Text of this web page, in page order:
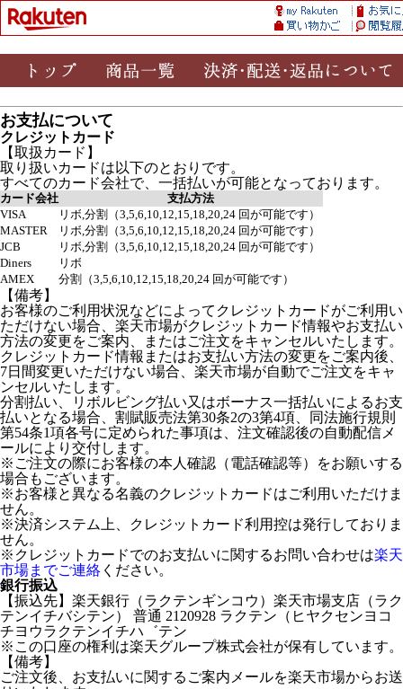
お支払について
クレジットカード
【取扱カード】
取り扱いカードは以下のとおりです。
すべてのカード会社で、一括払いが可能となっております。
カード会社
支払方法
VISA
リボ,分割（3,5,6,10,12,15,18,20,24 回が可能です）
MASTER
リボ,分割（3,5,6,10,12,15,18,20,24 回が可能です）
JCB
リボ,分割（3,5,6,10,12,15,18,20,24 回が可能です）
Diners
リボ
AMEX
分割（3,5,6,10,12,15,18,20,24 回が可能です）
【備考】
お客様のご利用状況などによってクレジットカードがご利用い
ただけない場合、楽天市場がクレジットカード情報やお支払い
方法の変更をご案内、またはご注文をキャンセルいたします。
クレジットカード情報またはお支払い方法の変更をご案内後、
7日間変更いただけない場合、楽天市場が自動でご注文をキャ
ンセルいたします。
分割払い、リボルビング払い又はボーナス一括払いによるお支
払いとなる場合、割賦販売法第30条2の3第4項、同法施行規則
第54条1項各号に定められた事項は、注文確認後の自動配信メ
ールにより交付します。
※ご注文の際にお客様の本人確認（電話確認等）をお願いする
場合もございます。
※お客様と異なる名義のクレジットカードはご利用いただけま
せん。
※決済システム上、クレジットカード利用控は発行しておりま
せん。
※クレジットカードでのお支払いに関するお問い合わせは楽天
市場までご連絡 ください。
銀行振込
【振込先】楽天銀行（ラクテンギンコウ）楽天市場支店（ラク
テンイチバシテン） 普通 2120928 ラクテン（ヒヤクセンヨコ
チヨウラクテンイチハ゛テン
※この口座の権利は楽天グループ株式会社が保有しています。
【備考】
ご注文後、お支払いに関するご案内メールを楽天市場からお送